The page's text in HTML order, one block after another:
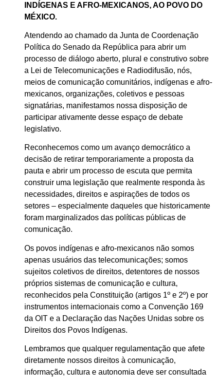
INDÍGENAS E AFRO-MEXICANOS, AO POVO DO
MÉXICO.
Atendendo ao chamado da Junta de Coordenação
Política do Senado da República para abrir um
processo de diálogo aberto, plural e construtivo sobre
a Lei de Telecomunicações e Radiodifusão, nós,
meios de comunicação comunitários, indígenas e afro-
mexicanos, organizações, coletivos e pessoas
signatárias, manifestamos nossa disposição de
participar ativamente desse espaço de debate
legislativo.
Reconhecemos como um avanço democrático a
decisão de retirar temporariamente a proposta da
pauta e abrir um processo de escuta que permita
construir uma legislação que realmente responda às
necessidades, direitos e aspirações de todos os
setores – especialmente daqueles que historicamente
foram marginalizados das políticas públicas de
comunicação.
Os povos indígenas e afro-mexicanos não somos
apenas usuários das telecomunicações; somos
sujeitos coletivos de direitos, detentores de nossos
próprios sistemas de comunicação e cultura,
reconhecidos pela Constituição (artigos 1º e 2º) e por
instrumentos internacionais como a Convenção 169
da OIT e a Declaração das Nações Unidas sobre os
Direitos dos Povos Indígenas.
Lembramos que qualquer regulamentação que afete
diretamente nossos direitos à comunicação,
informação, cultura e autonomia deve ser consultada